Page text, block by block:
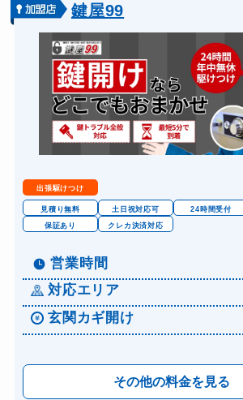
鍵屋99
出張駆けつけ
見積り無料 土日祝対応可 24時間受付
保証あり
クレカ決済対応
営業時間
対応エリア
玄関カギ開け
その他の料金を見る